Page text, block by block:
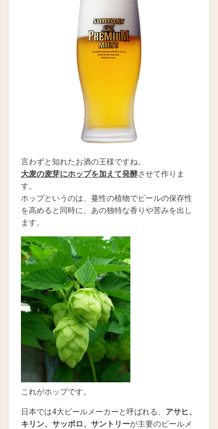
言わずと知れたお酒の王様ですね。
大麦の麦芽にホップを加えて発酵させて作りま
す。
ホップというのは、蔓性の植物でビールの保存性
を高めると同時に、あの独特な香りや苦みを出し
ます。
これがホップです。
日本では4大ビールメーカーと呼ばれる、 アサヒ、
キリン、サッポロ、サントリーが主要のビールメ